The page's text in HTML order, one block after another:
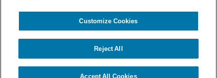
Politique de confidentialité
Mentions légales
© Deloitte Société d’Avocats. Une entité du réseau Deloitte.
Customize Cookies
Reject All
Accept All Cookies